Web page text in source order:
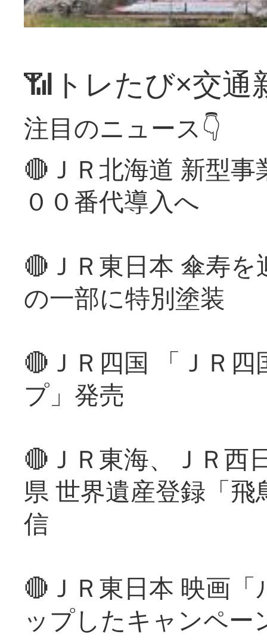
📶トレたび×交通
注目のニュース👇
🔴ＪＲ北海道 新型
００番代導入へ
🔴ＪＲ東日本 傘寿
の一部に特別塗装
🔴ＪＲ四国 「ＪＲ
プ」発売
🔴ＪＲ東海、ＪＲ西
県 世界遺産登録「
信
🔴ＪＲ東日本 映画
ップしたキャンペー